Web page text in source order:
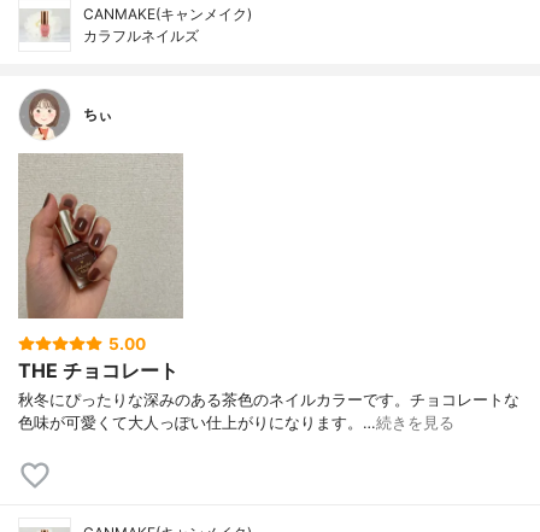
CANMAKE(キャンメイク)
カラフルネイルズ
ちぃ
5.00
THE チョコレート
秋冬にぴったりな深みのある茶色のネイルカラーです。チョコレートな
色味が可愛くて大人っぽい仕上がりになります。…続きを見る